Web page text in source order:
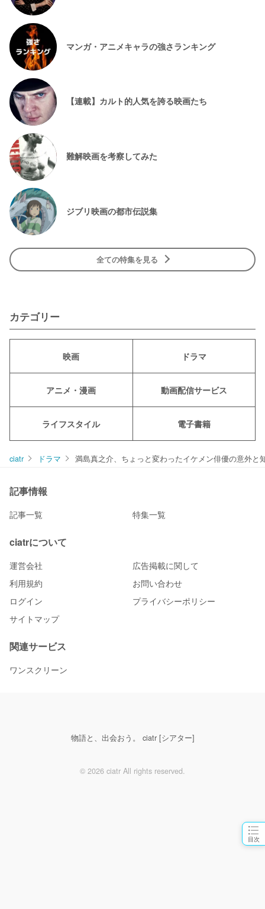
目次
マンガ・アニメキャラの強さランキング
【連載】カルト的人気を誇る映画たち
難解映画を考察してみた
ジブリ映画の都市伝説集
全ての特集を見る
カテゴリー
映画 ドラマ
アニメ・漫画 動画配信サービス
ライフスタイル 電子書籍
ciatr ドラマ 満島真之介、ちょっと変わったイケメン俳優の意外と
記事情報
記事一覧 特集一覧
ciatrについて
運営会社
広告掲載に関して
利用規約
お問い合わせ
ログイン
プライバシーポリシー
サイトマップ
関連サービス
ワンスクリーン
物語と、出会おう。 ciatr [シアター]
© 2026 ciatr All rights reserved.